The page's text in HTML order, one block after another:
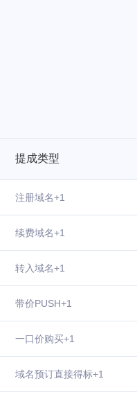
提成类型
注册域名+1
续费域名+1
转入域名+1
带价PUSH+1
一口价购买+1
域名预订直接得标+1